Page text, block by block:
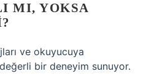
MI, YOKSA
ve okuyucuya
bir deneyim sunuyor.